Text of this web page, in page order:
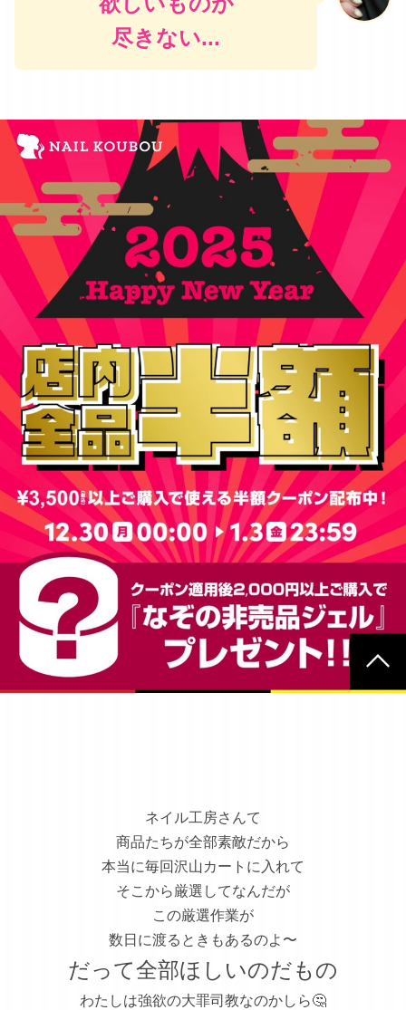
尽きない...
ネイル工房さんて
商品たちが全部素敵だから
本当に毎回沢山カートに入れて
そこから厳選してなんだが
この厳選作業が
数日に渡るときもあるのよ〜
だって全部ほしいのだもの
わたしは強欲の大罪司教なのかしら🤔